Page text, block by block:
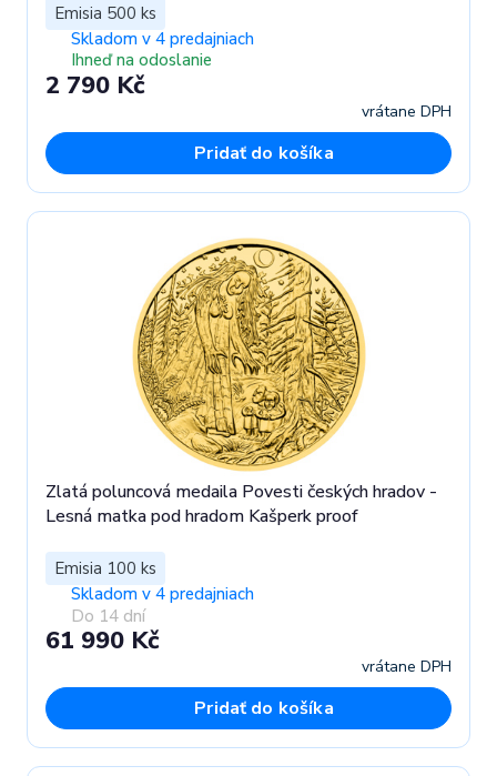
Emisia 500 ks
Skladom v 4 predajniach
Ihneď na odoslanie
2 790 Kč
vrátane DPH
Pridať do košíka
Zlatá poluncová medaila Povesti českých hradov -
Lesná matka pod hradom Kašperk proof
Emisia 100 ks
Skladom v 4 predajniach
Do 14 dní
61 990 Kč
vrátane DPH
Pridať do košíka